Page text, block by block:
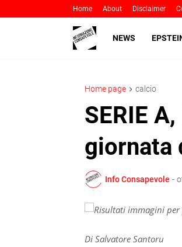
Home About Disclaimer
NEWS
Home page calcio
SERIE
giornata
Info Consapevole -
Di Salvatore Santoru